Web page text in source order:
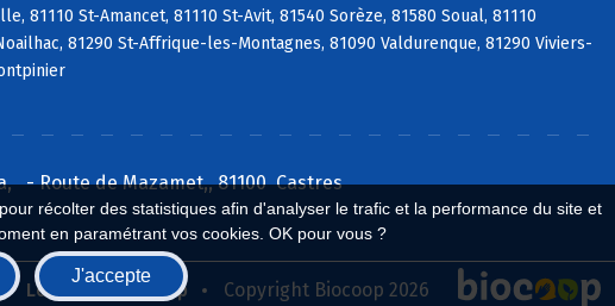
récolter des statistiques afin d'analyser le trafic et la performance du site et
en paramétrant vos cookies. OK pour vous ?
J'accepte
81110 St-Amancet, 81110 St-Avit, 81540 Sorèze, 81580 Soual, 81110
81290 St-Affrique-les-Montagnes, 81090 Valdurenque, 81290 Viviers-
-Route de Mazamet,, 81100 Castres
Le réseau Biocoop Copyright Biocoop 2026